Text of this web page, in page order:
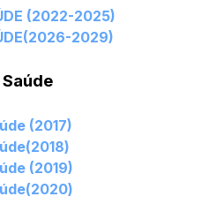
(2022-2025)
2029)
(2017)
(2019)